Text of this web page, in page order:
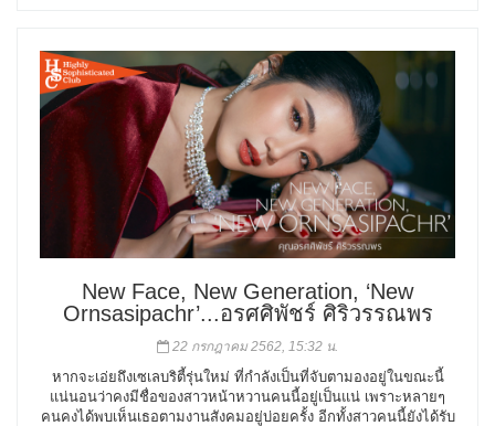
New Face, New Generation, ‘New
Ornsasipachr’...อรศศิพัชร์ ศิริวรรณพร
22 กรกฎาคม 2562, 15:32 น.
หากจะเอ่ยถึงเซเลบริตี้รุ่นใหม่ ที่กำลังเป็นที่จับตามองอยู่ในขณะนี้
แน่นอนว่าคงมีชื่อของสาวหน้าหวานคนนี้อยู่เป็นแน่ เพราะหลายๆ
คนคงได้พบเห็นเธอตามงานสังคมอยู่บ่อยครั้ง อีกทั้งสาวคนนี้ยังได้รับ